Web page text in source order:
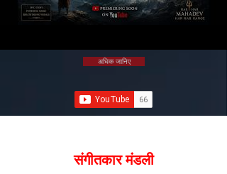
अधिक जानिए
संगीतकार मंडली